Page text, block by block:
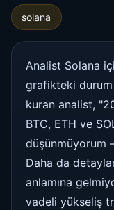
solana
Analist Solana
grafikteki durum
kuran analist,
BTC, ETH ve
düşünmüyorum
Daha da
anlamına
vadeli yükseliş